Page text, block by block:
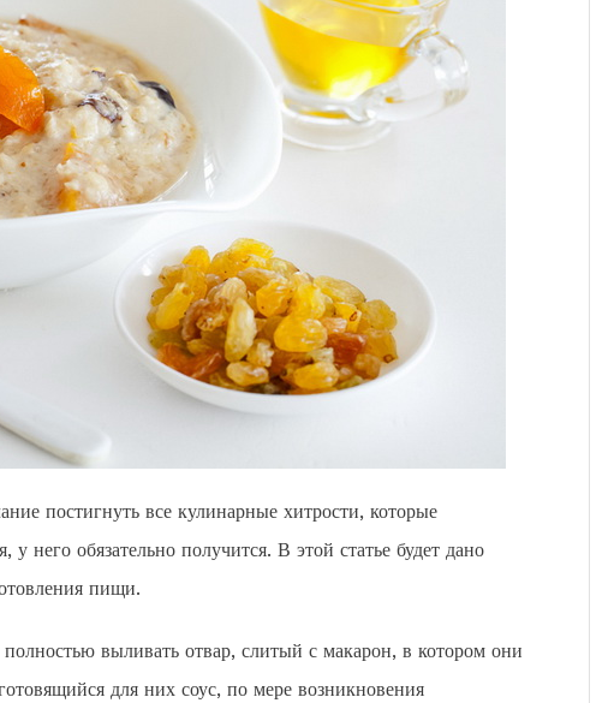
постигнуть все кулинарные хитрости, которые
него обязательно получится. В этой статье будет дано
пищи.
выливать отвар, слитый с макарон, в котором они
для них соус, по мере возникновения